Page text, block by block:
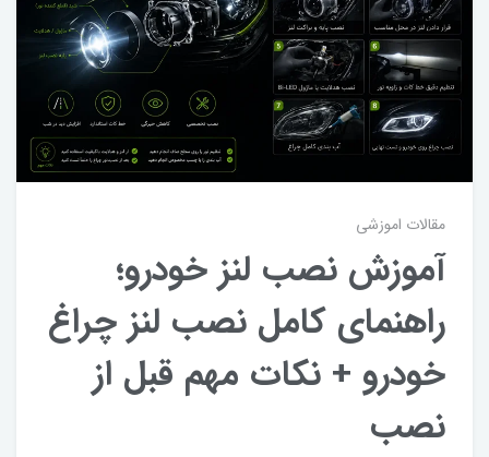
مقالات اموزشی
آموزش نصب لنز خودرو؛
راهنمای کامل نصب لنز چراغ
خودرو + نکات مهم قبل از
نصب